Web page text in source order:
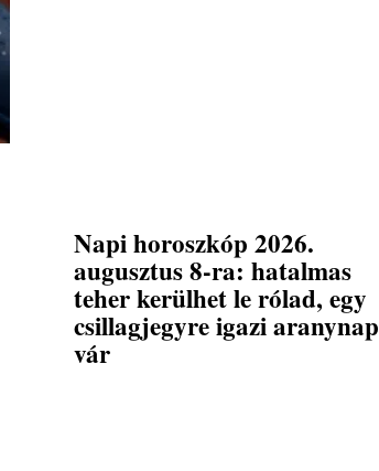
Napi horoszkóp 2026.
augusztus 8-ra: hatalmas
teher kerülhet le rólad, egy
csillagjegyre igazi aranynap
vár